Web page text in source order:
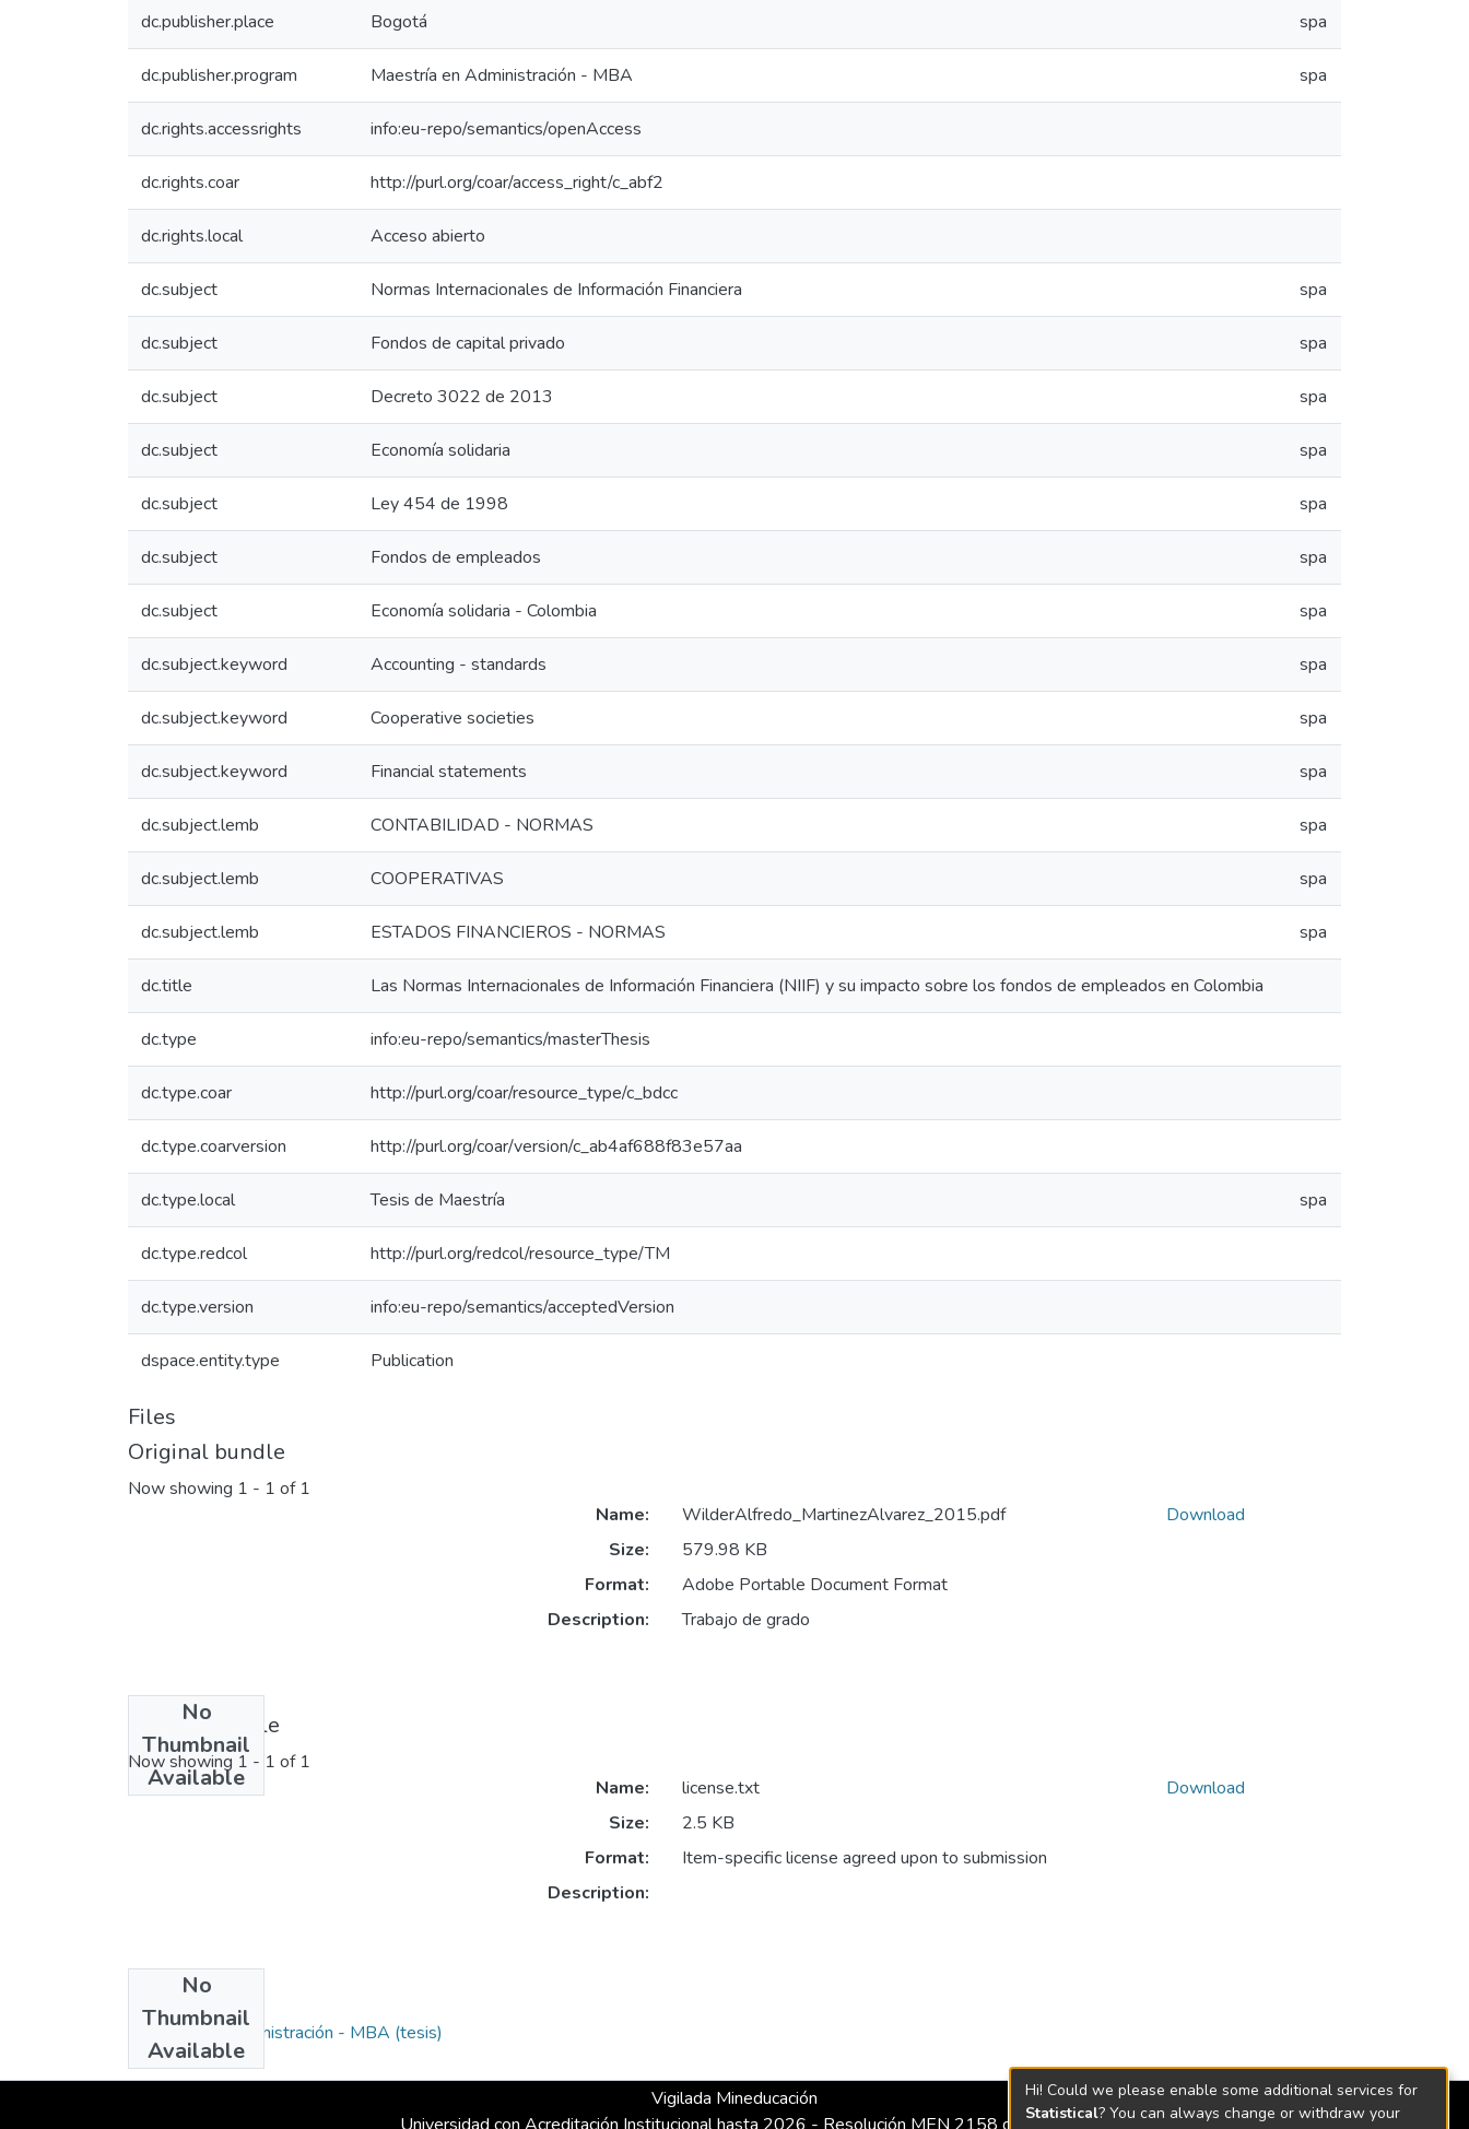
dc.publisher.place Bogotá spa
dc.publisher.program Maestría en Administración - MBA spa
dc.rights.accessrights info:eu-repo/semantics/openAccess
dc.rights.coar http://purl.org/coar/access_right/c_abf2
dc.rights.local Acceso abierto
dc.subject Normas Internacionales de Información Financiera spa
dc.subject Fondos de capital privado spa
dc.subject Decreto 3022 de 2013 spa
dc.subject Economía solidaria spa
dc.subject Ley 454 de 1998 spa
dc.subject Fondos de empleados spa
dc.subject Economía solidaria - Colombia spa
dc.subject.keyword Accounting - standards spa
dc.subject.keyword Cooperative societies spa
dc.subject.keyword Financial statements spa
dc.subject.lemb CONTABILIDAD - NORMAS spa
dc.subject.lemb COOPERATIVAS spa
dc.subject.lemb ESTADOS FINANCIEROS - NORMAS spa
dc.title Las Normas Internacionales de Información Financiera (NIIF) y su impacto sobre los fondos de empleados en Colombia
dc.type info:eu-repo/semantics/masterThesis
dc.type.coar http://purl.org/coar/resource_type/c_bdcc
dc.type.coarversion http://purl.org/coar/version/c_ab4af688f83e57aa
dc.type.local Tesis de Maestría spa
dc.type.redcol http://purl.org/redcol/resource_type/TM
dc.type.version info:eu-repo/semantics/acceptedVersion
dspace.entity.type Publication
Files
Original bundle
Now showing 1 - 1 of 1
No
Thumbnail
Available
Name:
WilderAlfredo_MartinezAlvarez_2015.pdf
Size:
579.98 KB
Format:
Adobe Portable Document Format
Description:
Trabajo de grado
Download
License bundle
Now showing 1 - 1 of 1
No
Thumbnail
Available
Name:
license.txt
Size:
2.5 KB
Format:
Item-specific license agreed upon to submission
Description:
Download
Collections
Maestría en Administración - MBA (tesis)
Vigilada Mineducación
Hi! Could we please enable some additional services for
Statistical? You can always change or withdraw your